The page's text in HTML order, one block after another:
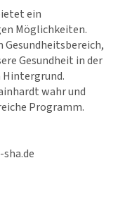
ein
Möglichkeiten.
Gesundheit in der
wahr und
Programm.